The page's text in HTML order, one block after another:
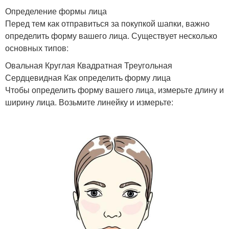
Определение формы лица
Перед тем как отправиться за покупкой шапки, важно
определить форму вашего лица. Существует несколько
основных типов:
Овальная Круглая Квадратная Треугольная
Сердцевидная Как определить форму лица
Чтобы определить форму вашего лица, измерьте длину и
ширину лица. Возьмите линейку и измерьте: